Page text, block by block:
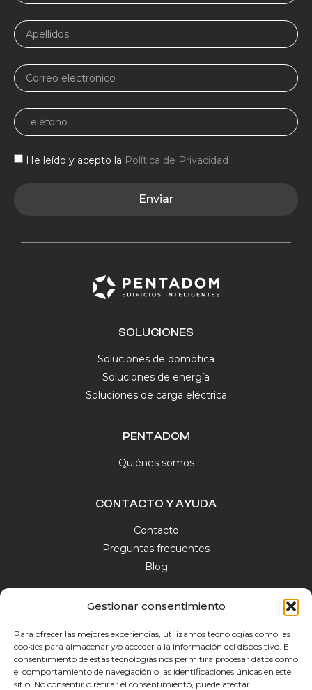
Gestionar consentimiento
Para ofrecer las mejores experiencias, utilizamos tecnologías como las
cookies para almacenar y/o acceder a la información del dispositivo. El
consentimiento de estas tecnologías nos permitirá procesar datos como
el comportamiento de navegación o las identificaciones únicas en este
sitio. No consentir o retirar el consentimiento, puede afectar
He leído y acepto la Política de Privacidad
Enviar
SOLUCIONES
Soluciones de domótica
Soluciones de energía
Soluciones de carga eléctrica
PENTADOM
Quiénes somos
CONTACTO Y AYUDA
Contacto
Preguntas frecuentes
Blog
NEWSLETTER